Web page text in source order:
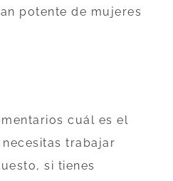
potente de mujeres
cuál es el
trabajar
si tienes